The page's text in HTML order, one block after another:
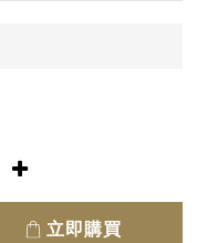
立即購買